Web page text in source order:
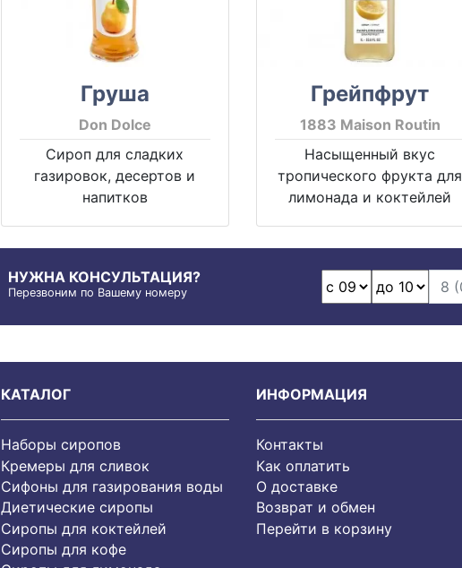
Груша
Don Dolce
Сироп для сладких
газировок, десертов и
напитков
Грейпфрут
1883 Maison Routin
Насыщенный вкус
тропического фрукта для
лимонада и коктейлей
НУЖНА КОНСУЛЬТАЦИЯ?
Перезвоним по Вашему номеру
КАТАЛОГ
Наборы сиропов
Кремеры для сливок
Сифоны для газирования воды
Диетические сиропы
Сиропы для коктейлей
Сиропы для кофе
ИНФОРМАЦИЯ
Контакты
Как оплатить
О доставке
Возврат и обмен
Перейти в корзину